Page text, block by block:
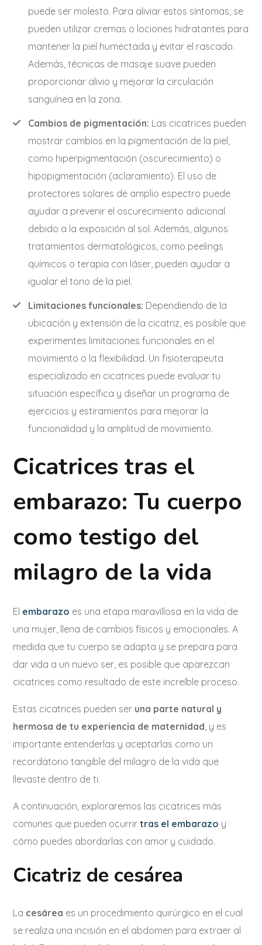
puede ser molesto. Para aliviar estos síntomas, se
pueden utilizar cremas o lociones hidratantes para
mantener la piel humectada y evitar el rascado.
Además, técnicas de masaje suave pueden
proporcionar alivio y mejorar la circulación
sanguínea en la zona.
Cambios de pigmentación: Las cicatrices pueden
mostrar cambios en la pigmentación de la piel,
como hiperpigmentación (oscurecimiento) o
hipopigmentación (aclaramiento). El uso de
protectores solares de amplio espectro puede
ayudar a prevenir el oscurecimiento adicional
debido a la exposición al sol. Además, algunos
tratamientos dermatológicos, como peelings
químicos o terapia con láser, pueden ayudar a
igualar el tono de la piel.
Limitaciones funcionales: Dependiendo de la
ubicación y extensión de la cicatriz, es posible que
experimentes limitaciones funcionales en el
movimiento o la flexibilidad. Un fisioterapeuta
especializado en cicatrices puede evaluar tu
situación específica y diseñar un programa de
ejercicios y estiramientos para mejorar la
funcionalidad y la amplitud de movimiento.
Cicatrices tras el
embarazo: Tu cuerpo
como testigo del
milagro de la vida
El embarazo es una etapa maravillosa en la vida de
una mujer, llena de cambios físicos y emocionales. A
medida que tu cuerpo se adapta y se prepara para
dar vida a un nuevo ser, es posible que aparezcan
cicatrices como resultado de este increíble proceso.
Estas cicatrices pueden ser una parte natural y
hermosa de tu experiencia de maternidad, y es
importante entenderlas y aceptarlas como un
recordatorio tangible del milagro de la vida que
llevaste dentro de ti.
A continuación, exploraremos las cicatrices más
comunes que pueden ocurrirtras el embarazo y
cómo puedes abordarlas con amor y cuidado.
Cicatriz de cesárea
La cesárea es un procedimiento quirúrgico en el cual
se realiza una incisión en el abdomen para extraer al